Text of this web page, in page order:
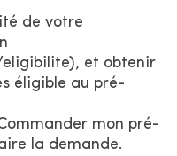
de votre
et obtenir
éligible au pré-
mon pré-
la demande.